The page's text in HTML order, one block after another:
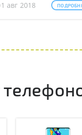
авг 2018